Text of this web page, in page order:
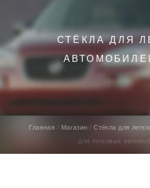
СТЁКЛА ДЛЯ
Главная Магазин Стёкла для
для легковых